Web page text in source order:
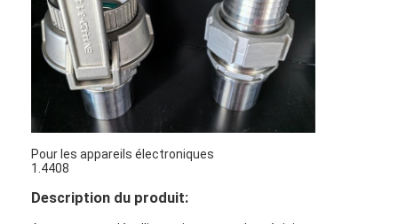
Pour les appareils électroniques
1.4408
Description du produit: